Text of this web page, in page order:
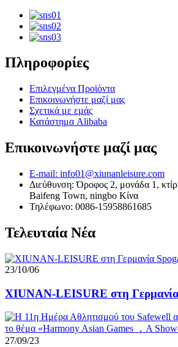
Πληροφορίες
Επιλεγμένα Προϊόντα
Επικοινωνήστε μαζί μας
Σχετικά με εμάς
Κατάστημα Alibaba
Επικοινωνήστε μαζί μας
E-mail: info01@xiunanleisure.com
Διεύθυνση: Όροφος 2, μονάδα 1,
Baifeng Town, ningbo Κίνα
Τηλέφωνο: 0086-15958861685
Τελευταία Νέα
23/10/06
XIUNAN-LEISURE στη
27/09/23